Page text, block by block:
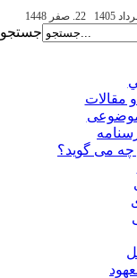
22. صفر 1448
جستجو
و مقالات
می گوید؟